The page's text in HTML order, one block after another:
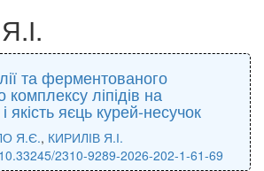
та ферментованого
ліпідів на
якість яєць курей-несучок
Я.Є., КИРИЛІВ Я.І.
2310-9289-2026-202-1-61-69